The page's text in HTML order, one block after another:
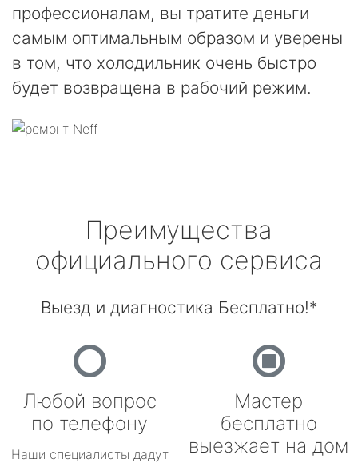
профессионалам, вы тратите деньги
самым оптимальным образом и уверены
в том, что холодильник очень быстро
будет возвращена в рабочий режим.
Преимущества
официального сервиса
Выезд и диагностика Бесплатно!*
Любой вопрос
по телефону
Наши специалисты дадут
Мастер
бесплатно
выезжает на дом